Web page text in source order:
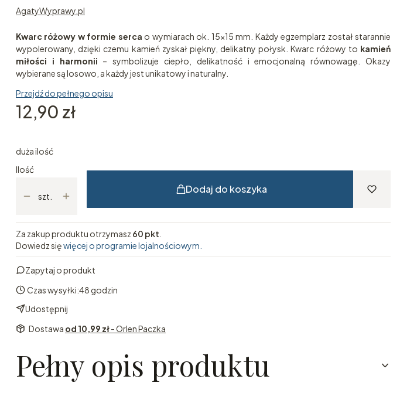
AgatyWyprawy.pl
Kwarc różowy w formie serca o wymiarach ok. 15x15 mm. Każdy egzemplarz został starannie
wypolerowany, dzięki czemu kamień zyskał piękny, delikatny połysk. Kwarc różowy to kamień
miłości i harmonii – symbolizuje ciepło, delikatność i emocjonalną równowagę. Okazy
wybierane są losowo, a każdy jest unikatowy i naturalny.
Przejdź do pełnego opisu
Cena
12,90 zł
duża ilość
Ilość
szt.
Dodaj do koszyka
Za zakup produktu otrzymasz 60 pkt
Dowiedz sięwięcej o programie lojalnościowym.
Zapytaj o produkt
Czas wysyłki:48 godzin
Udostępnij
Dostawa od 10,99 zł- Orlen Paczka
Pełny opis produktu